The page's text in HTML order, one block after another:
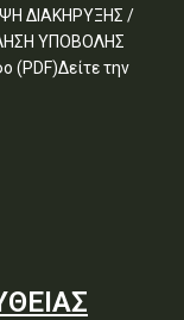
ΔΙΑΚΗΡΥΞΗΣ /
ΥΠΟΒΟΛΗΣ
(PDF)Δείτε την